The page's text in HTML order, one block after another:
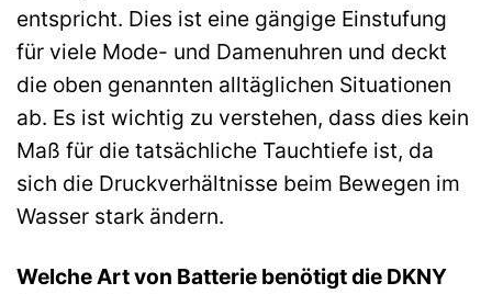
entspricht. Dies ist eine gängige Einstufung
für viele Mode- und Damenuhren und deckt
die oben genannten alltäglichen Situationen
ab. Es ist wichtig zu verstehen, dass dies kein
Maß für die tatsächliche Tauchtiefe ist, da
sich die Druckverhältnisse beim Bewegen im
Wasser stark ändern.
Welche Art von Batterie benötigt die DKNY